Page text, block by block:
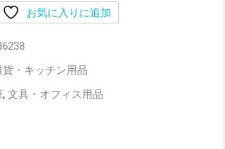
お気に入りに追加
貨・キッチン用品
, 文具・オフィス用品